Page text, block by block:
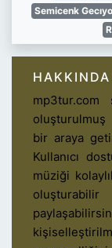
Semicenk
HAKKINDA
oluşturulmuş
bir araya
Kullanıcı
müziği